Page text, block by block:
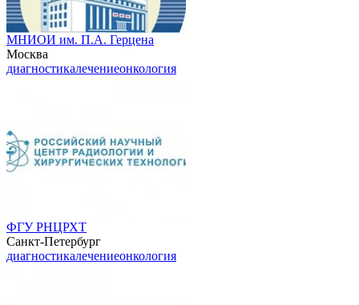
МНИОИ им. П.А. Герцена
Москва
диагностикалечениеонкология
ФГУ РНЦРХТ
Санкт-Петербург
диагностикалечениеонкология